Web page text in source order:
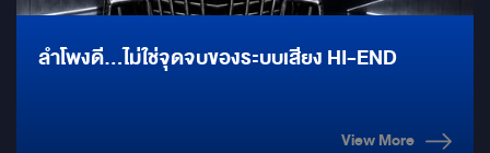
ลำโพงดี…ไม่ใช่จุดจบของระบบเสียง HI-END
View More